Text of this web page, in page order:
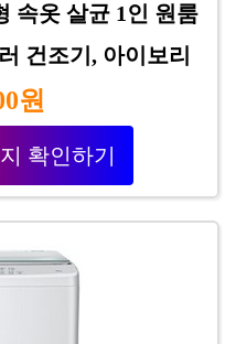
속옷 살균 1인 원룸
건조기, 아이보리
원
확인하기